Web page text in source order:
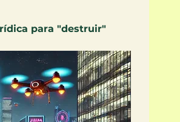
para "destruir"